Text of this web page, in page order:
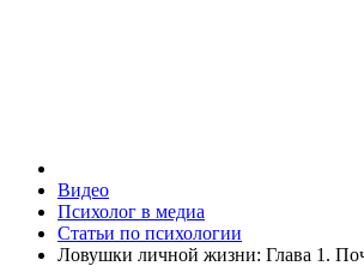
Видео
Психолог в медиа
Статьи по психологии
Ловушки личной жизни: Глава 1.